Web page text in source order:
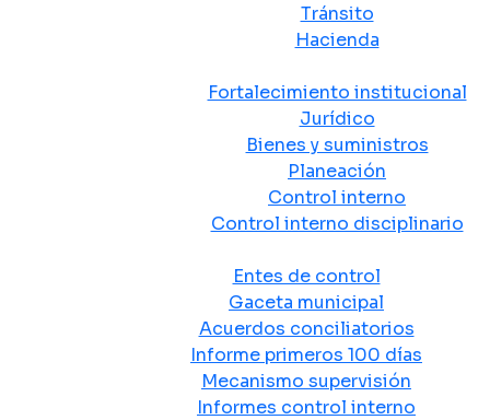
Tránsito
Hacienda
Fortalecimiento institucional
Jurídico
Bienes y suministros
Planeación
Control interno
Control interno disciplinario
Entes de control
Gaceta municipal
Acuerdos conciliatorios
Informe primeros 100 días
Mecanismo supervisión
Informes control interno